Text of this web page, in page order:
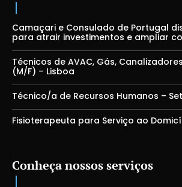
Camaçari e Consulado de Portugal
para atrair investimentos e ampliar
Técnicos de AVAC, Gás,
(M/F) – Lisboa
Técnico/a de Recursos Humanos –
Fisioterapeuta para Serviço ao
Conheça nossos serviços